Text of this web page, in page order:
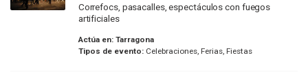
Correfocs, pasacalles, espectáculos con fuegos
artificiales
Actúa en: Tarragona
Tipos de evento:Celebraciones, Ferias, Fiestas